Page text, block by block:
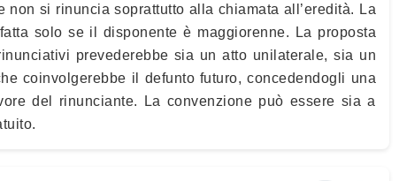
non si rinuncia soprattutto alla chiamata all’eredità. La
solo se il disponente è maggiorenne. La proposta
prevederebbe sia un atto unilaterale, sia un
coinvolgerebbe il defunto futuro, concedendogli una
del rinunciante. La convenzione può essere sia a